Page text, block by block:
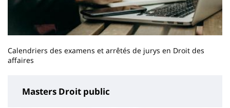
Calendriers des examens et arrêtés de jurys en Droit des
affaires
Masters Droit public